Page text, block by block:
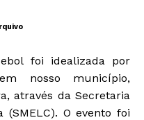
foi idealizada por
nosso município,
através da Secretaria
O evento foi